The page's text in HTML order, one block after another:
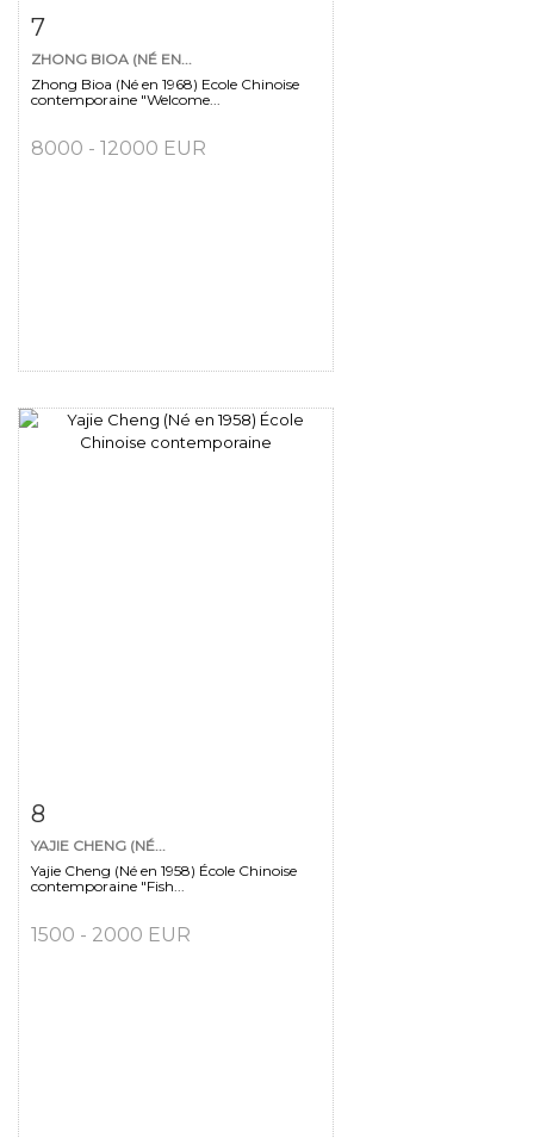
7
ZHONG BIOA (NÉ EN...
Zhong Bioa (Né en 1968) Ecole Chinoise
contemporaine "Welcome...
8000 - 12000 EUR
8
YAJIE CHENG (NÉ...
Yajie Cheng (Né en 1958) École Chinoise
contemporaine "Fish...
1500 - 2000 EUR